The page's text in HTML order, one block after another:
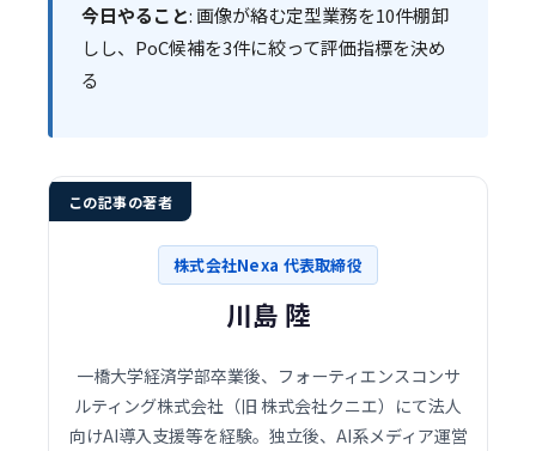
今日やること: 画像が絡む定型業務を10件棚卸
しし、PoC候補を3件に絞って評価指標を決め
る
この記事の著者
株式会社Nexa 代表取締役
川島 陸
一橋大学経済学部卒業後、フォーティエンスコンサ
ルティング株式会社（旧 株式会社クニエ）にて法人
向けAI導入支援等を経験。独立後、AI系メディア運営